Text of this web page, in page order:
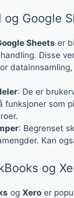
og Google
Sheets er
Disse
: De er
funksjoner som
: Begrenset
Kan
og
og Xero er